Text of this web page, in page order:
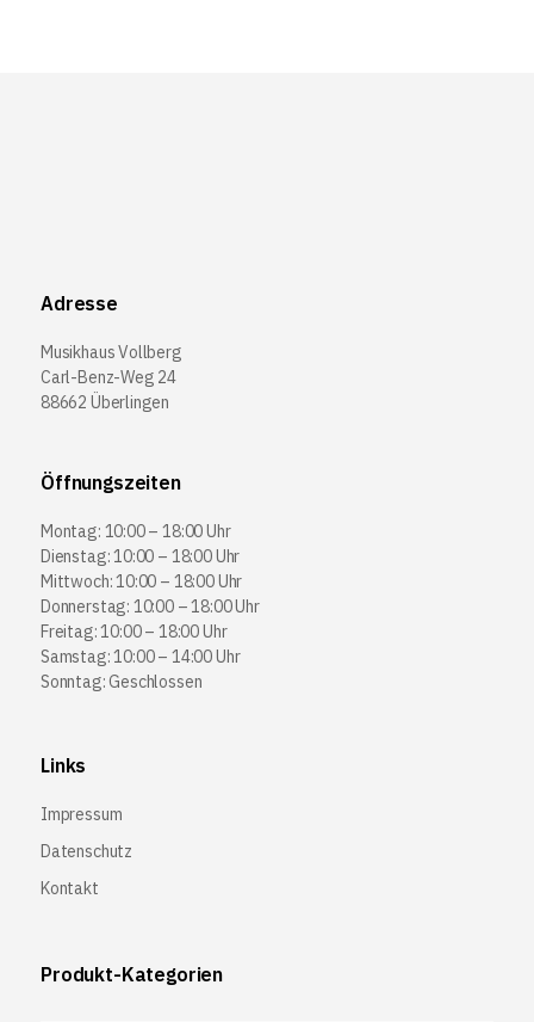
Adresse
Musikhaus Vollberg
Carl-Benz-Weg 24
88662 Überlingen
Öffnungszeiten
Montag: 10:00 – 18:00 Uhr
Dienstag: 10:00 – 18:00 Uhr
Mittwoch: 10:00 – 18:00 Uhr
Donnerstag: 10:00 – 18:00 Uhr
Freitag: 10:00 – 18:00 Uhr
Samstag: 10:00 – 14:00 Uhr
Sonntag: Geschlossen
Links
Impressum
Datenschutz
Kontakt
Produkt-Kategorien